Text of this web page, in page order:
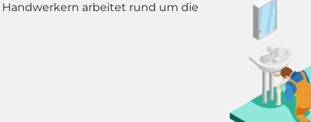
arbeitet rund um die